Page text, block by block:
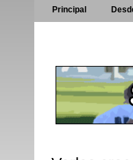
Principal